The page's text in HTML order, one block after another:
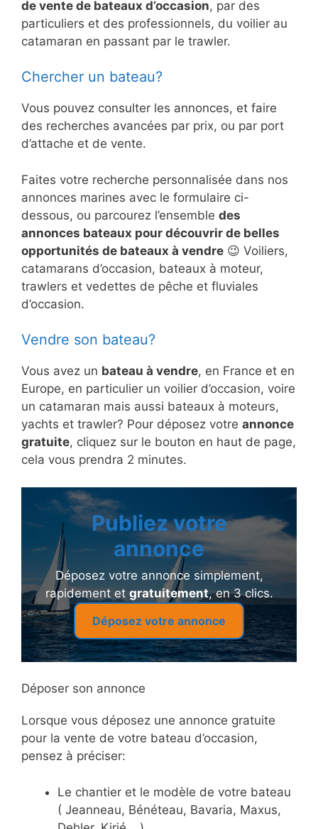
de vente de bateaux d’occasion, par des
particuliers et des professionnels, du voilier au
catamaran en passant par le trawler.
Chercher un bateau?
Vous pouvez consulter les annonces, et faire
des recherches avancées par prix, ou par port
d’attache et de vente.
Faites votre recherche personnalisée dans nos
annonces marines avec le formulaire ci-
dessous, ou parcourez l’ensemble des
annonces bateaux pour découvrir de belles
opportunités de bateaux à vendre 😉 Voiliers,
catamarans d’occasion, bateaux à moteur,
trawlers et vedettes de pêche et fluviales
d’occasion.
Vendre son bateau?
Vous avez un bateau à vendre, en France et en
Europe, en particulier un voilier d’occasion, voire
un catamaran mais aussi bateaux à moteurs,
yachts et trawler? Pour déposez votre annonce
gratuite, cliquez sur le bouton en haut de page,
cela vous prendra 2 minutes.
Publiez votre
annonce
Déposez votre annonce simplement,
rapidement et gratuitement, en 3 clics.
Déposez votre annonce
Déposer son annonce
Lorsque vous déposez une annonce gratuite
pour la vente de votre bateau d’occasion,
pensez à préciser:
Le chantier et le modèle de votre bateau
( Jeanneau, Bénéteau, Bavaria, Maxus,